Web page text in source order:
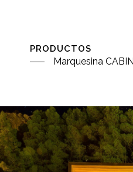
PRODUCTOS
Marquesina